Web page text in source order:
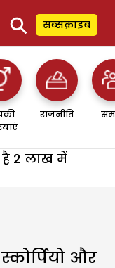
⚲ सब्सक्राइब
राजनीति
है 2 लाख में
और